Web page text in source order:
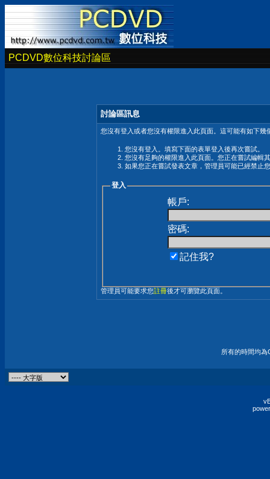
PCDVD數位科技討論區
討論區訊息
您沒有登入或者您沒有權限進入此頁面。這可能有如下幾
您沒有登入。填寫下面的表單登入後再次嘗試。
您沒有足夠的權限進入此頁面。您正在嘗試編輯
如果您正在嘗試發表文章，管理員可能已經禁止
登入
帳戶:
密碼:
記住我?
管理員可能要求您註冊後才可瀏覽此頁面。
所有的時間均為